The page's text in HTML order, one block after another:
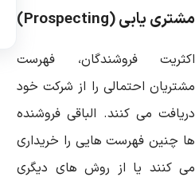
یابی (Prospecting
)
فروشندگان، فهرست
احتمالی را از شرکت خود
می کنند. الباقی فروشنده
چنین فهرست هایی را خریداری
کنند یا از روش های دیگری